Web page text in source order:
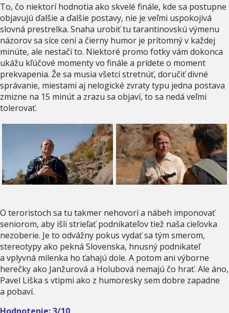
To, čo niektorí hodnotia ako skvelé finále, kde sa postupne
objavujú ďalšie a ďalšie postavy, nie je veľmi uspokojivá
slovná prestrelka. Snaha urobiť tu tarantinovskú výmenu
názorov sa síce cení a čierny humor je prítomný v každej
minúte, ale nestačí to. Niektoré promo fotky vám dokonca
ukážu kľúčové momenty vo finále a prídete o moment
prekvapenia. Že sa musia všetci stretnúť, doručiť divné
správanie, miestami aj nelogické zvraty typu jedna postava
zmizne na 15 minút a zrazu sa objaví, to sa nedá veľmi
tolerovať.
O teroristoch sa tu takmer nehovorí a nábeh imponovať
seniorom, aby išli strieľať podnikateľov tiež naša cieľovka
nezoberie. Je to odvážny pokus vydať sa tým smerom,
stereotypy ako pekná Slovenska, hnusný podnikateľ
a vplyvná milenka ho ťahajú dole. A potom ani výborne
herečky ako Janžurová a Holubová nemajú čo hrať. Ale áno,
Pavel Liška s vtipmi ako z humoresky sem dobre zapadne
a pobaví.